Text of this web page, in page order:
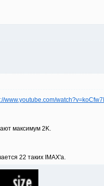
www.youtube.com/
максимум 2K.
22 таких IMAX'а.